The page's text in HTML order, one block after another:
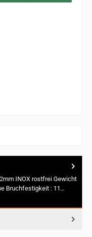
INOX rostfrei Gewicht
Bruchfestigkeit : 11…